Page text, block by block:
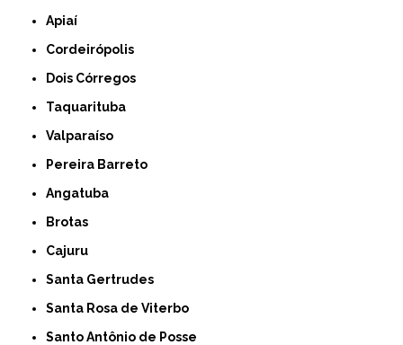
Apiaí
Cordeirópolis
Dois Córregos
Taquarituba
Valparaíso
Pereira Barreto
Angatuba
Brotas
Cajuru
Santa Gertrudes
Santa Rosa de Viterbo
Santo Antônio de Posse